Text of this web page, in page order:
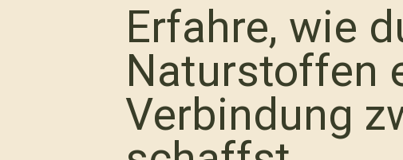
Erfahre, wie
Naturstoffen
Verbindung